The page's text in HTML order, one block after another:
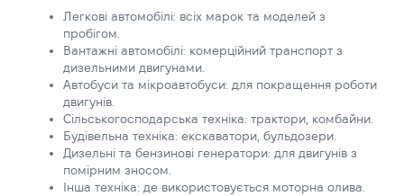
Легкові автомобілі: всіх марок та моделей з
пробігом.
Вантажні автомобілі: комерційний транспорт з
дизельними двигунами.
Автобуси та мікроавтобуси: для покращення роботи
двигунів.
Сільськогосподарська техніка: трактори, комбайни.
Будівельна техніка: екскаватори, бульдозери.
Дизельні та бензинові генератори: для двигунів з
помірним зносом.
Інша техніка: де використовується моторна олива.